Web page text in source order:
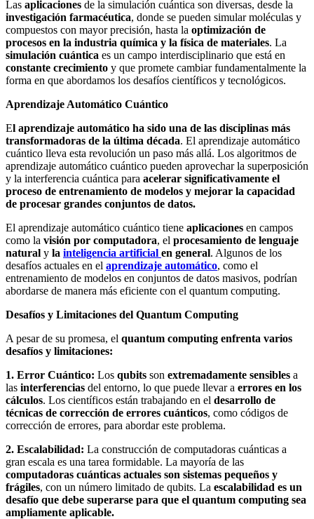
Las aplicaciones de la simulación cuántica son diversas, desde la
investigación farmacéutica, donde se pueden simular moléculas y
compuestos con mayor precisión, hasta la optimización de
procesos en la industria química y la física de materiales. La
simulación cuántica es un campo interdisciplinario que está en
constante crecimiento y que promete cambiar fundamentalmente la
forma en que abordamos los desafíos científicos y tecnológicos.
Aprendizaje Automático Cuántico
El aprendizaje automático ha sido una de las disciplinas más
transformadoras de la última década. El aprendizaje automático
cuántico lleva esta revolución un paso más allá. Los algoritmos de
aprendizaje automático cuántico pueden aprovechar la superposición
y la interferencia cuántica para acelerar significativamente el
proceso de entrenamiento de modelos y mejorar la capacidad
de procesar grandes conjuntos de datos.
El aprendizaje automático cuántico tiene aplicaciones en campos
como la visión por computadora, el procesamiento de lenguaje
natural y la inteligencia artificial en general. Algunos de los
desafíos actuales en el aprendizaje automático, como el
entrenamiento de modelos en conjuntos de datos masivos, podrían
abordarse de manera más eficiente con el quantum computing.
Desafíos y Limitaciones del Quantum Computing
A pesar de su promesa, el quantum computing enfrenta varios
desafíos y limitaciones:
1. Error Cuántico: Los qubits son extremadamente sensibles a
las interferencias del entorno, lo que puede llevar a errores en los
cálculos. Los científicos están trabajando en el desarrollo de
técnicas de corrección de errores cuánticos, como códigos de
corrección de errores, para abordar este problema.
2. Escalabilidad: La construcción de computadoras cuánticas a
gran escala es una tarea formidable. La mayoría de las
computadoras cuánticas actuales son sistemas pequeños y
frágiles, con un número limitado de qubits. La escalabilidad es un
desafío que debe superarse para que el quantum computing sea
ampliamente aplicable.